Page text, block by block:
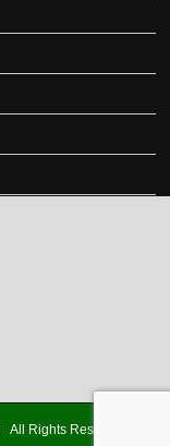
All Rights Reserved.